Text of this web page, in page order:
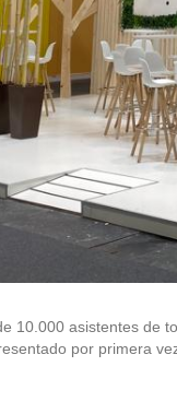
10.000 asistentes de
por primera